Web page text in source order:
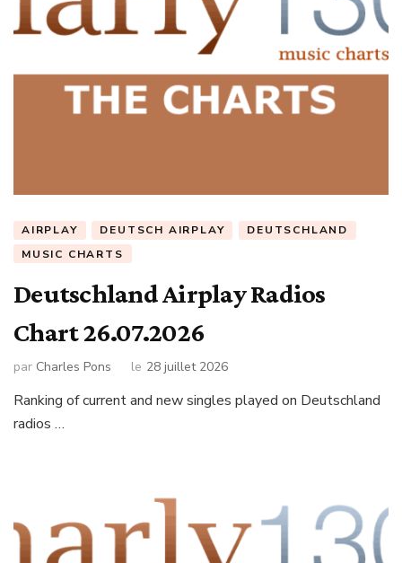
AIRPLAY DEUTSCH AIRPLAY
DEUTSCHLAND
MUSIC CHARTS
Deutschland Airplay Radios
Chart 26.07.2026
par Charles Pons le 28 juillet 2026
Ranking of current and new singles played on Deutschland
radios …